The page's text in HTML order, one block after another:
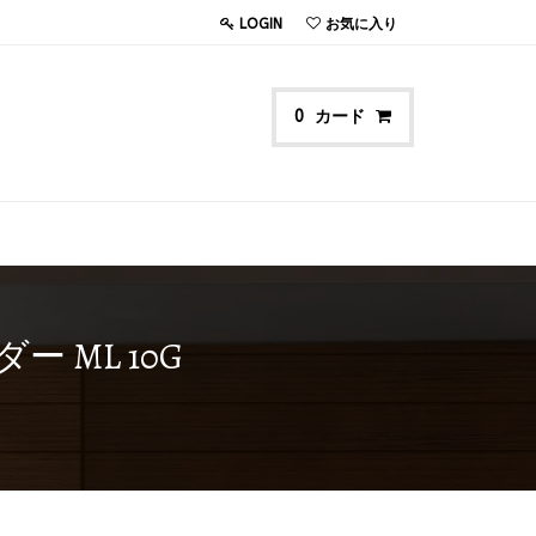
LOGIN お気に入り
0 カード
ML 10G